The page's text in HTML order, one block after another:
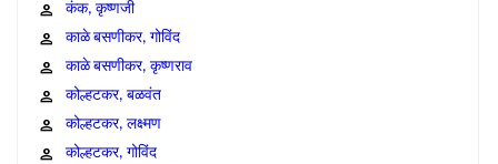
कंक, कृष्णजी
काळे बसणीकर, गोविंद
काळे बसणीकर, कृष्णराव
कोल्हटकर, बळवंत
कोल्हटकर, लक्ष्मण
कोल्हटकर, गोविंद